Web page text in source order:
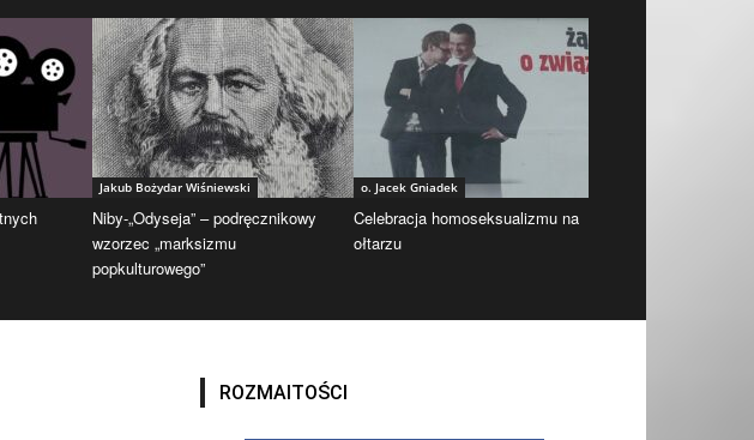
Jakub Bożydar Wiśniewski
Niby-„Odyseja” – podręcznikowy
wzorzec „marksizmu
popkulturowego”
o. Jacek Gniadek
Celebracja homoseksualizmu na
ołtarzu
ROZMAITOŚCI